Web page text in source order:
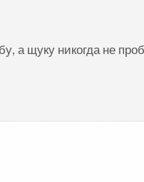
а щуку никогда не